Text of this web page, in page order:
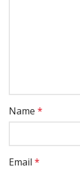
Name *
Email *